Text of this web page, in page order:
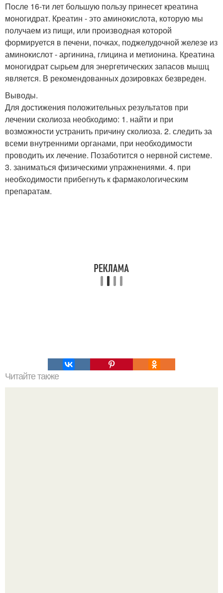
После 16-ти лет большую пользу принесет креатина
моногидрат. Креатин - это аминокислота, которую мы
получаем из пищи, или производная которой
формируется в печени, почках, поджелудочной железе из
аминокислот - аргинина, глицина и метионина. Креатина
моногидрат сырьем для энергетических запасов мышц
является. В рекомендованных дозировках безвреден.
Выводы.
Для достижения положительных результатов при
лечении сколиоза необходимо: 1. найти и при
возможности устранить причину сколиоза. 2. следить за
всеми внутренними органами, при необходимости
проводить их лечение. Позаботится о нервной системе.
3. заниматься физическими упражнениями. 4. при
необходимости прибегнуть к фармакологическим
препаратам.
Читайте также